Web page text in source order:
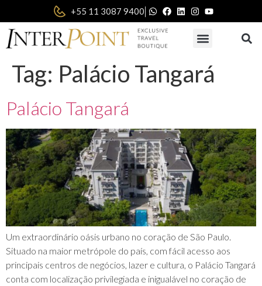
+55 11 3087 9400|
Tag: Palácio Tangará
Palácio Tangará
Um extraordinário oásis urbano no coração de São Paulo.
Situado na maior metrópole do país, com fácil acesso aos
principais centros de negócios, lazer e cultura, o Palácio Tangará
conta com localização privilegiada e inigualável no coração de